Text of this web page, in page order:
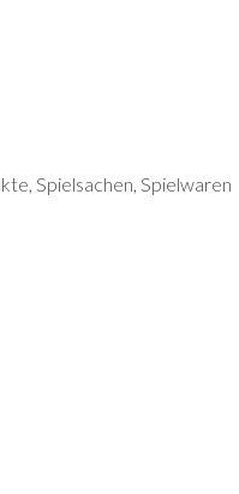
Spielsachen, Spielwaren